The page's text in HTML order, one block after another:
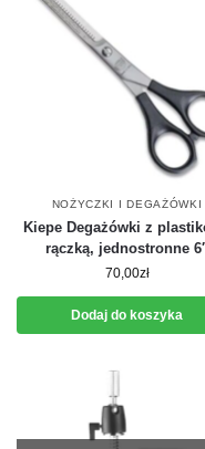
NOŻYCZKI I DEGAŻÓWKI
Kiepe Degażówki z
rączką, jednostronne
70,00zł
Dodaj do koszyka